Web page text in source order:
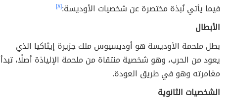
فيما يأتي نُبذة مختصرة عن شخصيات الأوديسة:[٨]
الأبطال
بطل ملحمة الأوديسة هو أوديسيوس ملك جزيرة إيثاكيا الذي
يعود من الحرب، وهو شخصية منتقاة من ملحمة الإلياذة أصلًا، تبدأ
مغامرته وهو في طريق العودة.
الشخصيات الثانوية